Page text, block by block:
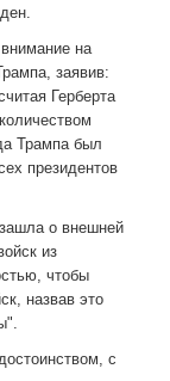
на
заявив:
Герберта
Трампа был
президентов
зашла о внешней
из
чтобы
назвав это
с